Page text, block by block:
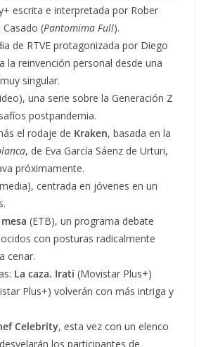
escrita e interpretada por Rober
(Pantomima Full).
de RTVE protagonizada por Diego
la reinvención personal desde una
singular.
una serie sobre la Generación Z
postpandemia.
el rodaje de Kraken, basada en la
, de Eva García Sáenz de Urturi,
próximamente.
centrada en jóvenes en un
(ETB), un programa debate
con posturas radicalmente
cenar.
La caza. Irati (Movistar Plus+)
Plus+) volverán con más intriga y
Celebrity, esta vez con un elenco
los participantes de